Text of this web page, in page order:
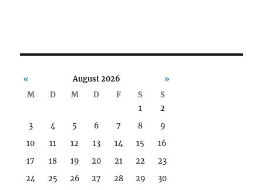
« August 2026
»
M
D M D F S
S
1
2
3
4 5 6 7 8
9
10
11 12 13 14 15
16
17
18 19 20 21 22
23
24
25 26 27 28 29
30